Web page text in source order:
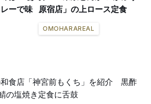
ーで味
原宿店」の上ロース定食
OMOHARAREAL
和食店「神宮前もくち」を紹介 黒酢
の塩焼き定食に舌鼓